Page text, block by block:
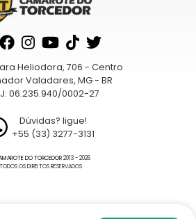
Heliodora, 706 - Centro
Valadares, MG - BR
06.235.940/0002-27
Dúvidas? ligue!
+55 (33) 3277-3131
DO TORCEDOR2013 - 2026
TODOS OS DIREITOS RESERVADOS